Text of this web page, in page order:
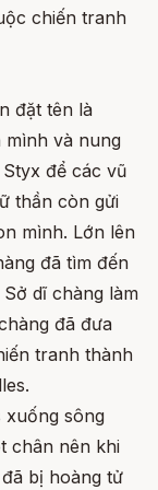
chiến tranh
đặt tên là
mình và nung
để các vũ
thần còn gửi
mình. Lớn lên
đã tìm đến
dĩ chàng làm
đã đưa
tranh thành
xuống sông
chân nên khi
bị hoàng tử